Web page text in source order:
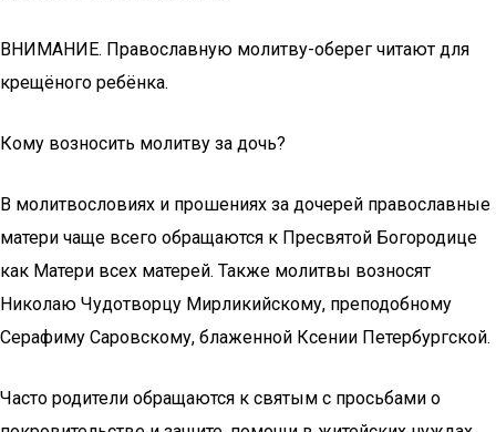
ВНИМАНИЕ. Православную молитву-оберег читают для
крещёного ребёнка.
Кому возносить молитву за дочь?
В молитвословиях и прошениях за дочерей православные
матери чаще всего обращаются к Пресвятой Богородице
как Матери всех матерей. Также молитвы возносят
Николаю Чудотворцу Мирликийскому, преподобному
Серафиму Саровскому, блаженной Ксении Петербургской.
Часто родители обращаются к святым с просьбами о